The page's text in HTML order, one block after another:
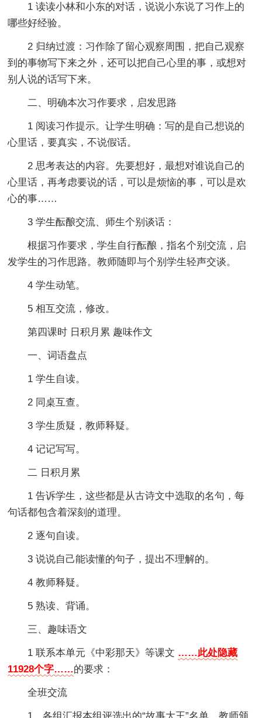
1 读读小林和小东的对话，说说小东说了习作上的
哪些好经验。
2 归纳过渡：习作除了留心观察周围，把自己观察
到的事物写下来之外，还可以把自己心里的事，或想对
别人说的话写下来。
二、明确本次习作要求，启发思路
1 阅读习作提示。让学生明确：写的是自己想说的
心里话，要真实，不说假话。
2 思考表达的内容。先要想好，最想对谁说自己的
心里话，再考虑要说的话，可以是烦恼的事，可以是欢
心的事……
3 学生酝酿交流、师生个别谈话：
根据习作要求，学生自行酝酿，指名个别交流，启
发学生的习作思路。教师随即与个别学生轻声交谈。
4 学生动笔。
5 相互交流，修改。
第四课时 日积月累 趣味作文
一、词语盘点
1 学生自读。
2 同桌互查。
3 学生质疑，教师释疑。
4 记记写写。
二 日积月累
1 告诉学生，这些都是从古诗文中选取的名句，每
句话都包含着深刻的道理。
2 逐句自读。
3 说说自己能读懂的句子，提出不理解的。
4 教师释疑。
5 熟读、背诵。
三、趣味语文
1 联系本单元《中彩那天》等课文 ……此处隐藏
11928个字……的要求：
全班交流